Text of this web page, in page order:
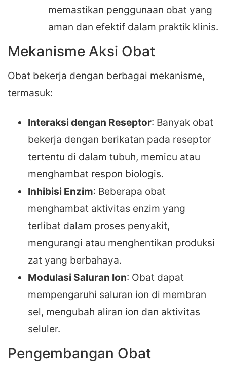
memastikan penggunaan obat yang
aman dan efektif dalam praktik klinis.
Mekanisme Aksi Obat
Obat bekerja dengan berbagai mekanisme,
termasuk:
Interaksi dengan Reseptor: Banyak obat
bekerja dengan berikatan pada reseptor
tertentu di dalam tubuh, memicu atau
menghambat respon biologis.
Inhibisi Enzim: Beberapa obat
menghambat aktivitas enzim yang
terlibat dalam proses penyakit,
mengurangi atau menghentikan produksi
zat yang berbahaya.
Modulasi Saluran Ion: Obat dapat
mempengaruhi saluran ion di membran
sel, mengubah aliran ion dan aktivitas
seluler.
Pengembangan Obat